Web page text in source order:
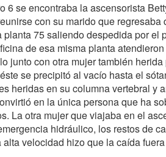
6 se encontraba la ascensorista
con su marido que
75 saliendo despedida por
de esa misma planta
junto con otra mujer también
se precipitó al vacío hasta el
heridas en su columna vertebral y
en la única persona que ha
La otra mujer que viajaba en el
hidráulico, los restos de
velocidad hizo que la caída